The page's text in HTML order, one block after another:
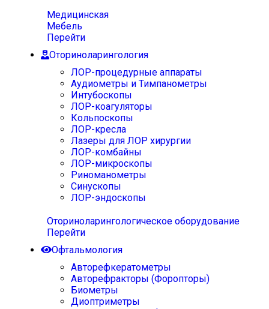
Медицинская
Мебель
Перейти
Оториноларингология
ЛОР-процедурные аппараты
Аудиометры и Тимпанометры
Интубоскопы
ЛОР-коагуляторы
Кольпоскопы
ЛОР-кресла
Лазеры для ЛОР хирургии
ЛОР-комбайны
ЛОР-микроскопы
Риноманометры
Синускопы
ЛОР-эндоскопы
Оториноларингологическое оборудование
Перейти
Офтальмология
Авторефкератометры
Авторефракторы (Форопторы)
Биометры
Диоптриметры